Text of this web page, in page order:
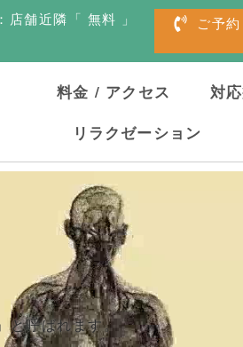
店舗近隣「 無料 」 ご予
料金 / アクセス 対
リラクゼーション
と呼ばれます。